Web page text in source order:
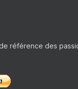
référence des